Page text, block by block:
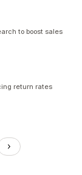
to boost sales
return rates